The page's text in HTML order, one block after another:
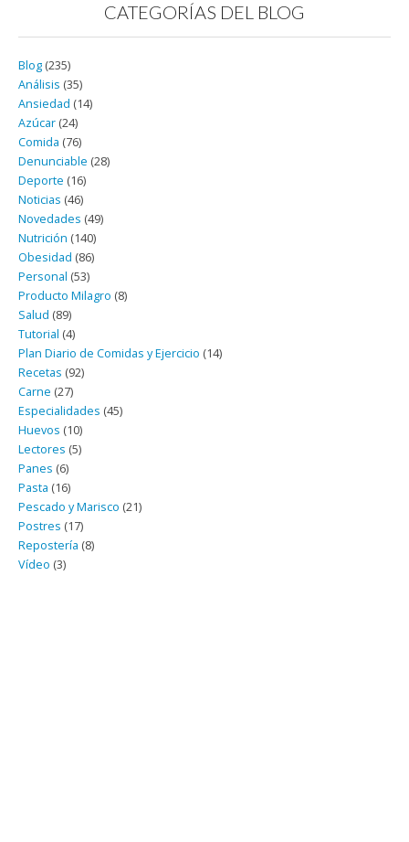
CATEGORÍAS DEL BLOG
Blog (235)
Análisis (35)
Ansiedad (14)
Azúcar (24)
Comida (76)
Denunciable (28)
Deporte (16)
Noticias (46)
Novedades (49)
Nutrición (140)
Obesidad (86)
Personal (53)
Producto Milagro (8)
Salud (89)
Tutorial (4)
Plan Diario de Comidas y Ejercicio (14)
Recetas (92)
Carne (27)
Especialidades (45)
Huevos (10)
Lectores (5)
Panes (6)
Pasta (16)
Pescado y Marisco (21)
Postres (17)
Repostería (8)
Vídeo (3)